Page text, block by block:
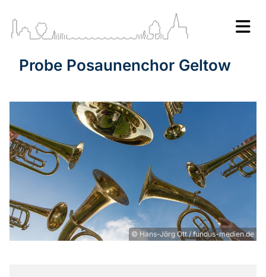
Probe Posaunenchor Geltow
© Hans-Jörg Ott / fundus-medien.de